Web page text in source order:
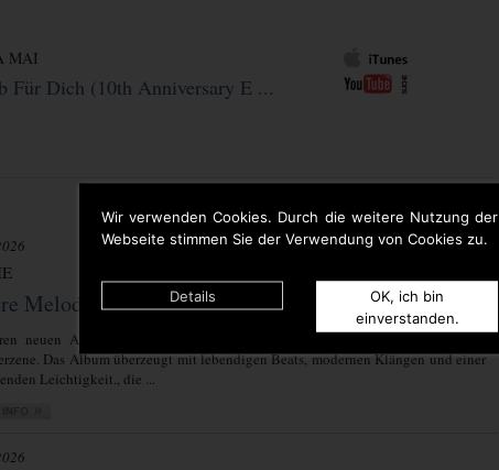
Wir verwenden Cookies. Durch die weitere Nutzung der
Webseite stimmen Sie der Verwendung von Cookies zu.
Details
OK, ich bin
einverstanden.
MAI
Für Dich (10th Anniversary E ...
Melodie
neuen Album Kessie ( Einfach ich) bringt Kessie frischen Wind in die
Das Album überzeugt mit lebendigen Beats, modernen Klängen und einer
Leichtigkeit., die ...